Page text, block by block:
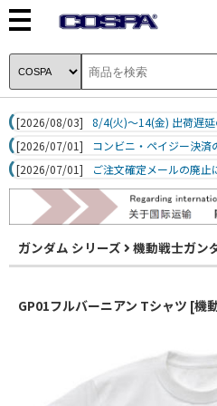
[2026/08/03]
8/4(火)～14(金) 出荷遅
[2026/07/01]
コンビニ・ペイジー決済
[2026/07/01]
ご注文確定メールの廃止
ガンダム シリーズ 機動戦士ガン
GP01フルバーニアン Tシャツ [機